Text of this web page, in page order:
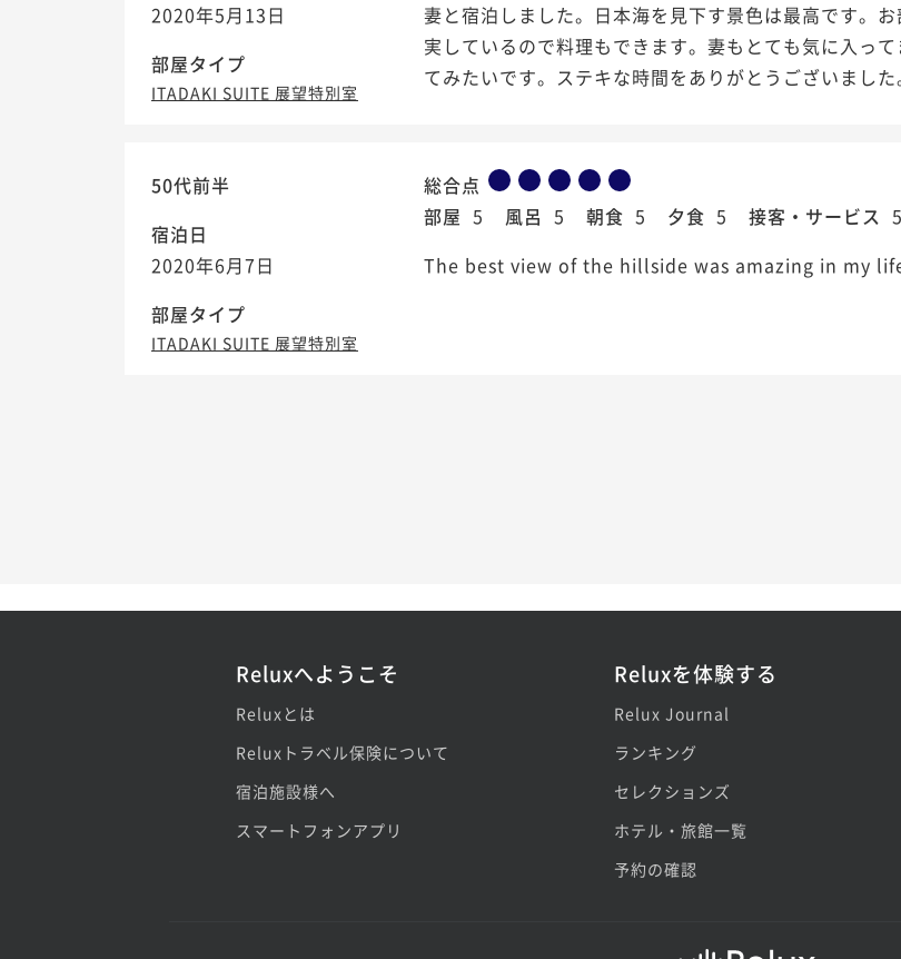
2020年5月13日
部屋タイプ
ITADAKI SUITE 展望特別室
妻と宿泊しました。日本海を見下す景色は最高です。
実しているので料理もできます。妻もとても気に入っ
てみたいです。ステキな時間をありがとうございました
50代前半
宿泊日
2020年6月7日
部屋タイプ
ITADAKI SUITE 展望特別室
総合点
部屋 5 風呂 5 朝食 5 夕食 5 接客・サービス 5
The best view of the hillside was amazing in my
Reluxへようこそ
Reluxとは
Reluxトラベル保険について
宿泊施設様へ
スマートフォンアプリ
Reluxを体験する
Relux Journal
ランキング
セレクションズ
ホテル・旅館一覧
予約の確認